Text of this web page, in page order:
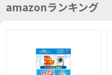
amazonランキング